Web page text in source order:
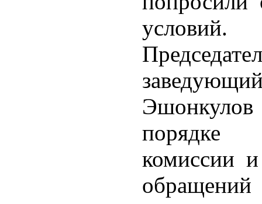
порядке
комиссии